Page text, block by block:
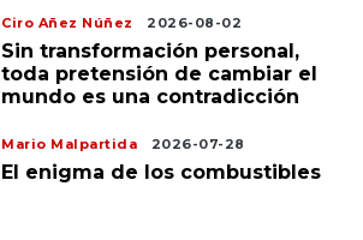
Ciro Añez Núñez 2026-08-02
Sin transformación personal,
toda pretensión de cambiar el
mundo es una contradicción
Mario Malpartida 2026-07-28
El enigma de los combustibles